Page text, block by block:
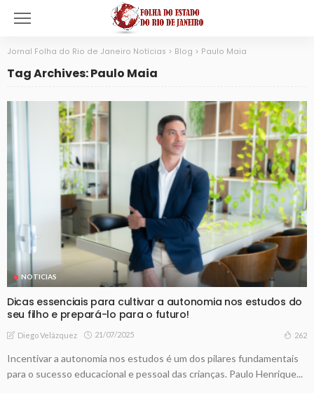
Jornal Folha do Rio de Janeiro Notícias > Blog > Paulo Maia
Tag Archives: Paulo Maia
NOTICIAS
Dicas essenciais para cultivar a autonomia nos estudos do
seu filho e prepará-lo para o futuro!
Diego Velázquez 21/07/2025 262
Incentivar a autonomia nos estudos é um dos pilares fundamentais
para o sucesso educacional e pessoal das crianças. Paulo Henrique...